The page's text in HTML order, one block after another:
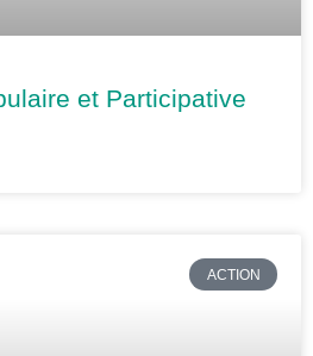
et Participative
ACTION